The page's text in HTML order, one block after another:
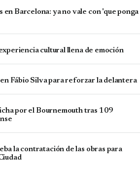
en Barcelona: ya no vale con 'que ponga
cultural llena de emoción
Fábio Silva para reforzar la delantera
por el Bournemouth tras 109
la contratación de las obras para